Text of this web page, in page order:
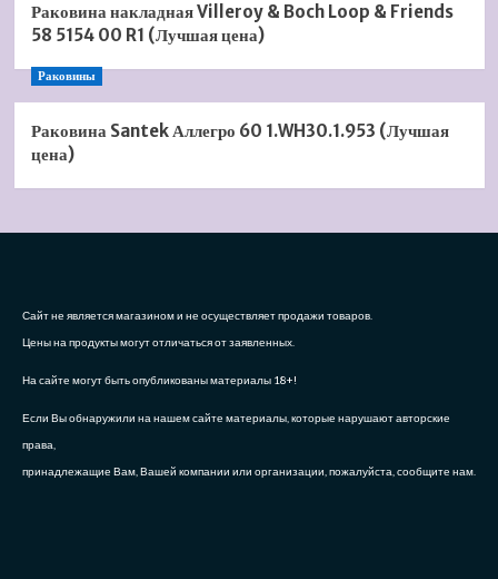
Раковина накладная Villeroy & Boch Loop & Friends
58 5154 00 R1 (Лучшая цена)
Раковины
Раковина Santek Аллегро 60 1.WH30.1.953 (Лучшая
цена)
Сайт не является магазином и не осуществляет продажи товаров.
Цены на продукты могут отличаться от заявленных.
На сайте могут быть опубликованы материалы 18+!
Если Вы обнаружили на нашем сайте материалы, которые нарушают авторские
права,
принадлежащие Вам, Вашей компании или организации, пожалуйста, сообщите нам.